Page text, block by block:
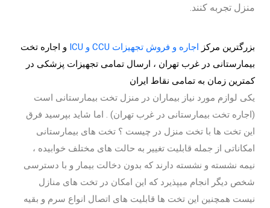
منزل تجربه کنند.
بزرگترین مرکز اجاره و فروش تجهیزات CCU و ICU
و اجاره تخت
بیمارستانی در غرب تهران ، ارسال تمامی تجهیزات پزشکی در
کمترین زمان به تمامی نقاط ایران
یکی لوازم مورد نیاز بیماران در منزل تخت بیمارستانی است
(اجاره تخت بیمارستانی در غرب تهران) . اما شاید بپرسید فرق
این تخت ها با تخت منزل در چیست ؟ تخت های بیمارستانی
امکاناتی از جمله قابلیت تغییر به حالت های مختلف خوابیده ،
نیمه نشسته و نشسته دارند که بدون دخالت بیمار و با دسترسی
شخص دیگر انجام میپذیرد که این امکان در تخت های منازل
نیست همچنین این تخت ها قابلیت های اتصال انواع سرم و بقیه